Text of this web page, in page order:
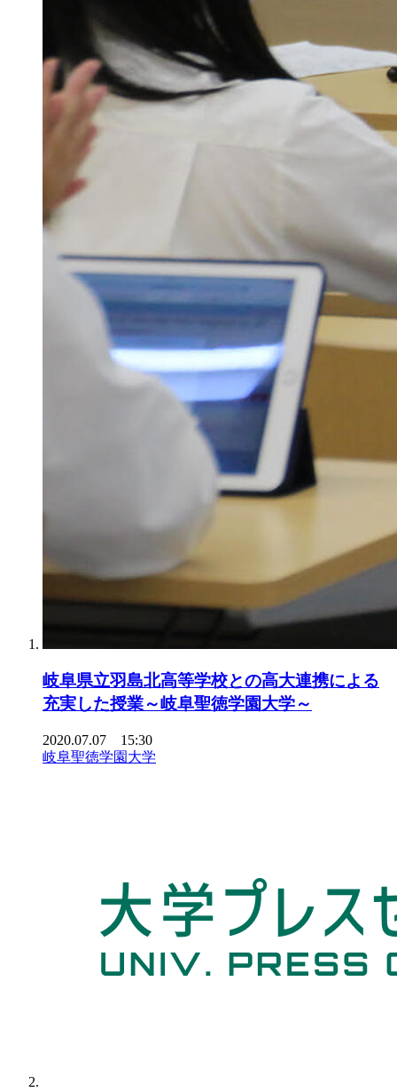
岐阜県立羽島北高等学校との高大連携による
充実した授業～岐阜聖徳学園大学～
2020.07.07 15:30
岐阜聖徳学園大学